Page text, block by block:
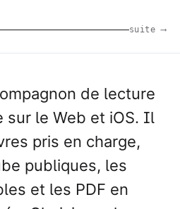
suite ⟶
de lecture
sur le Web et iOS. Il
pris en charge,
publiques, les
et les PDF en